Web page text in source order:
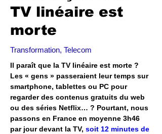
TV linéaire est
morte
Transformation, Telecom
Il paraît que la TV linéaire est morte ?
Les « gens » passeraient leur temps sur
smartphone, tablettes ou PC pour
regarder des contenus gratuits du web
ou des séries Netflix… ? Pourtant, nous
passons en France en moyenne 3h46
par jour devant la TV, soit 12 minutes de